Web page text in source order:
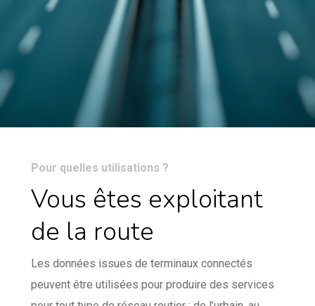
Pour quelles utilisations ?
Vous êtes exploitant
de la route
Les données issues de terminaux connectés
peuvent être utilisées pour produire des services